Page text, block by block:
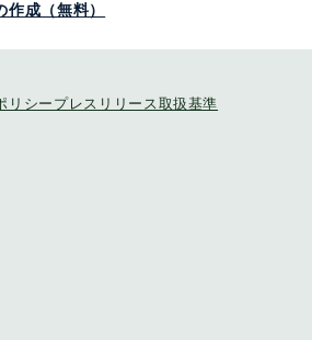
作成（無料）
リシー プレスリリース取扱基準